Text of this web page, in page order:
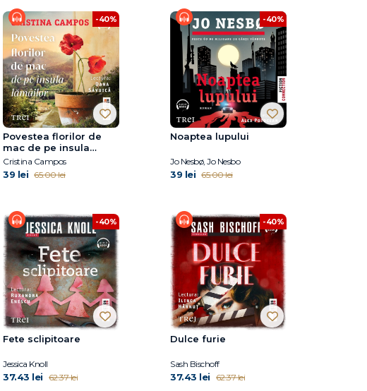
-40%
Povestea florilor de
mac de pe insula
lămâilor
Cristina Campos
39 lei 65.00 lei
-40%
Noaptea lupului
Jo Nesbø, Jo Nesbo
39 lei 65.00 lei
-40%
Fete sclipitoare
Jessica Knoll
37.43 lei 62.37 lei
-40%
Dulce furie
Sash Bischoff
37.43 lei 62.37 lei